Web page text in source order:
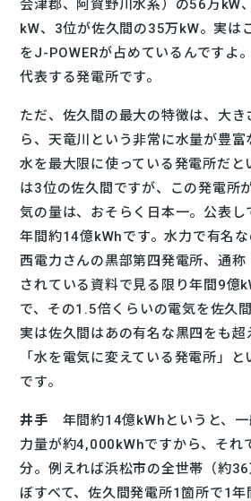
会津郡、阿賀野川水系）の56万kW
kW、3位が佐久間の35万kW。実は
をJ-POWERが占めているんですよ
代表する発電所です。
ただ、佐久間の最大の特徴は、大
ら、天竜川という非常に水量が豊富
水を最大限に使っている発電所だと
は3位の佐久間ですが、この発電所
気の量は、おそらく日本一。公表し
年間約14億kWhです。水力で有名
西電力さんの黒部第四発電所、通称
されている資料で見る限り年間9億
で、その1.5倍くらいの電気を佐久
実は佐久間はあの有名な黒四をも
「水を電気に変えている発電所」
です。
井手 年間約14億kWhというと、
力量が約4,000kWhですから、それ
分。例えれば浜松市の全世帯（約
ぼすべて、佐久間発電所1箇所で1